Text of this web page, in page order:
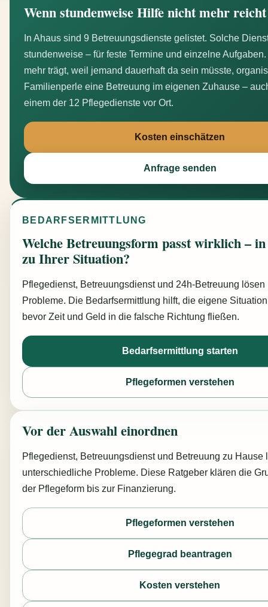
Wenn stundenweise Hilfe nicht mehr reicht
In Ahaus sind 9 Betreuungsdienste gelistet. Solche
stundenweise – für feste Termine und einzelne
mehr trägt, weil jemand dauerhaft da sein müsste,
Familienperle eine Betreuung im eigenen Zuhause –
einem der 12 Pflegedienste vor Ort.
Kosten einschätzen
Anfrage senden
BEDARFSERMITTLUNG
Welche Betreuungsform passt wirklich –
zu Ihrer Situation?
Pflegedienst, Betreuungsdienst und 24h-Betreuung
Probleme. Die Bedarfsermittlung hilft, die eigene
bevor Zeit und Geld in die falsche Richtung fließen.
Bedarfsermittlung starten
Pflegeformen verstehen
Vor der Auswahl einordnen
Pflegedienst, Betreuungsdienst und Betreuung zu Hause
unterschiedliche Probleme. Diese Ratgeber klären die
der Pflegeform bis zur Finanzierung.
Pflegeformen verstehen
Pflegegrad beantragen
Kosten verstehen